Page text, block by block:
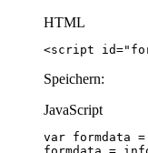
HTML
<script
Speichern:
JavaScript